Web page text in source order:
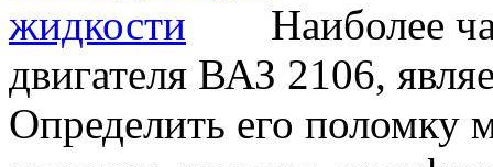
Наиболее
двигателя ВАЗ 2106,
Определить его поломку